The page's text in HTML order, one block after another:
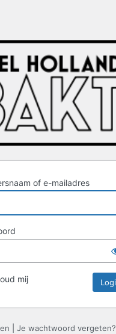
of e-mailadres
mij
Je wachtwoord vergeten?